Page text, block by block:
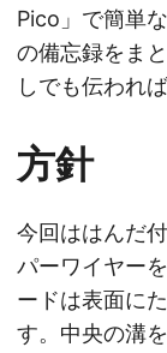
Pico」で簡単
の備忘録をま
しでも伝われ
方針
今回ははんだ
パーワイヤー
ードは表面に
す。中央の溝